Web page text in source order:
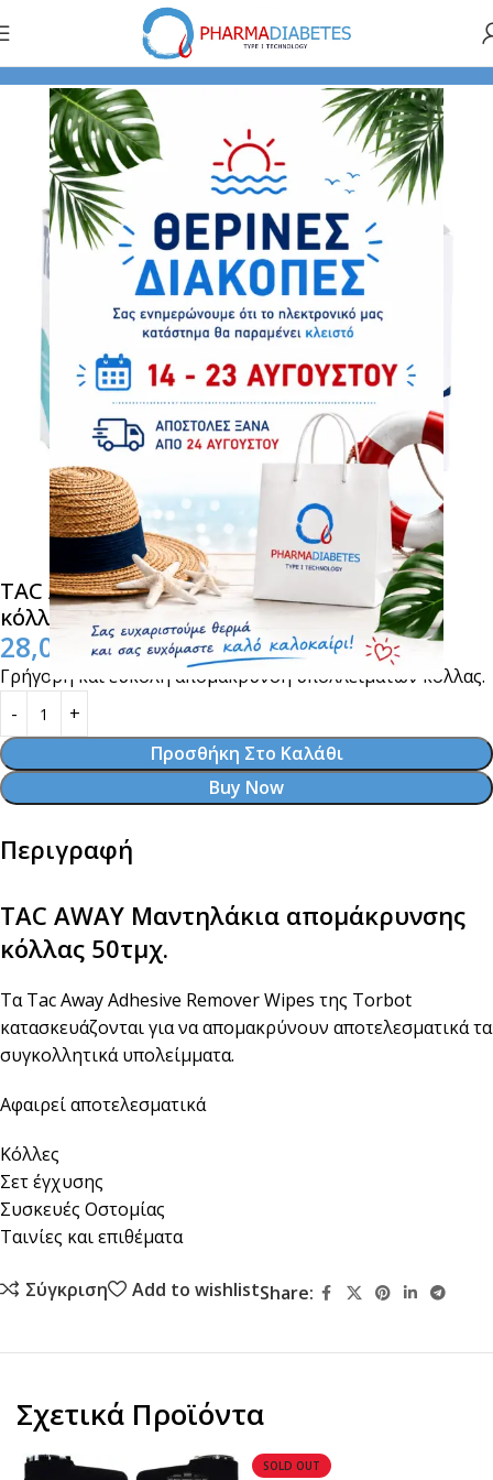
Αξεσουάρ Συγκόλληση - Αφαίρεση
TAC AWAY Μαντηλάκια απομάκρυνσης
κόλλας 50τμχ.
28,00
Γρήγορη και εύκολη απομάκρυνση υπολλειμάτων κόλλας.
Προσθήκη Στο Καλάθι
Buy Now
Περιγραφή
TAC AWAY Μαντηλάκια απομάκρυνσης
κόλλας 50τμχ.
Τα Tac Away Adhesive Remover Wipes της Torbot
κατασκευάζονται για να απομακρύνουν αποτελεσματικά τα
συγκολλητικά υπολείμματα.
Αφαιρεί αποτελεσματικά
Κόλλες
Σετ έγχυσης
Συσκευές Οστομίας
Ταινίες και επιθέματα
Σύγκριση Add to wishlistShare:
Σχετικά Προϊόντα
SOLD OUT